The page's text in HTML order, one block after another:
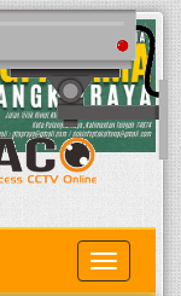
MENU